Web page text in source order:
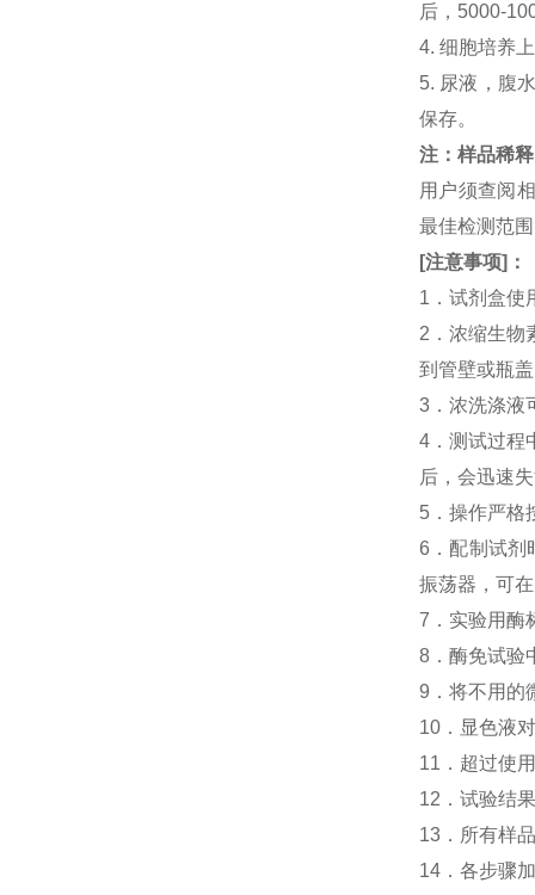
后，5000-
4. 细胞培养
5. 尿液，腹
保存。
注：样品稀
用户须查阅
最佳检测范
[注意事项] ：
1．试剂盒使
2．浓缩生物
到管壁或瓶
3．浓洗涤液
4．测试过程
后，会迅速
5．操作严格
6．配制试剂
振荡器，可
7．实验用酶
8．酶免试验
9．将不用的
10．显色液
11．超过使
12．试验结
13．所有样
14．各步骤